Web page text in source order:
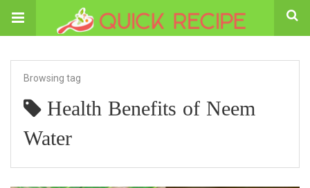
Browsing tag
Health Benefits of Neem
Water